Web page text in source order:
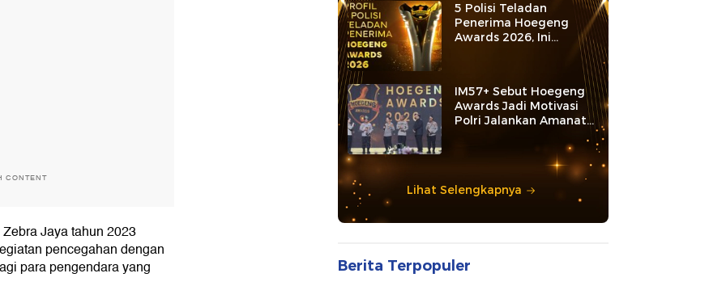
CONTENT
Jaya tahun 2023
pencegahan dengan
para pengendara yang
5 Polisi Teladan
Penerima Hoegeng
Awards 2026, Ini
Kategori dan Kiprahnya
IM57+ Sebut Hoegeng
Awards Jadi Motivasi
Polri Jalankan Amanat
Lihat Selengkapnya
Berita Terpopuler